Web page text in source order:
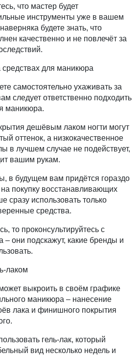
что мастер будет
инструменты уже в вашем
будете знать, что
качественно и не повлечёт за
средствах для маникюра
самостоятельно ухаживать за
следует ответственно подходить
маникюра.
дешёвым лаком ногти могут
оттенок, а низкокачественное
в лучшем случае не подействует,
вашим рукам.
в будущем вам придётся гораздо
покупку восстанавливающих
сразу использовать только
средства.
то проконсультируйтесь с
они подскажут, какие бренды и
лаком
выкроить в своём графике
маникюра – нанесение
лака и финишного покрытия
гель-лак, который
вид несколько недель и